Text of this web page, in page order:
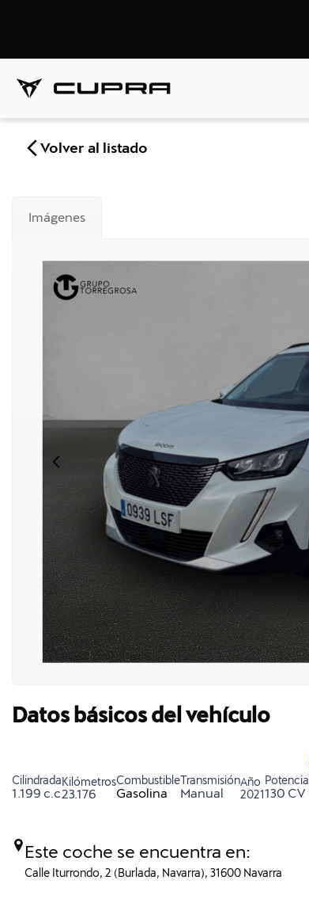
Volver al listado
Imágenes
Datos básicos del vehículo
Cilindrada
1.199 c.c
Kilómetros
23.176
Combustible
Gasolina
Transmisión
Manual
Año
2021
Potencia
130 CV
Este coche se encuentra en:
Calle Iturrondo, 2 (Burlada, Navarra), 31600 Navarra